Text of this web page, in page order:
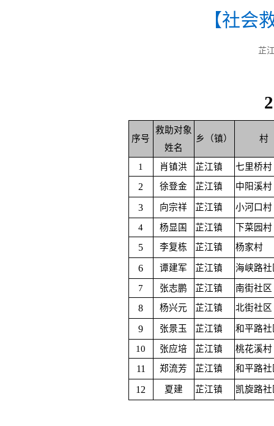
【社会
芷
序号
救助对象
姓名
乡（镇） 村
1 肖镇洪 芷江镇 七里桥村
2 徐登金 芷江镇 中阳溪村
3 向宗祥 芷江镇 小河口村
4 杨显国 芷江镇 下菜园村
5 李复栋 芷江镇 杨家村
6 谭建军 芷江镇 海峡路社
7 张志鹏 芷江镇 南街社区
8 杨兴元 芷江镇 北街社区
9 张景玉 芷江镇 和平路社
10 张应培 芷江镇 桃花溪村
11 郑流芳 芷江镇 和平路社
12 夏建 芷江镇 凯旋路社